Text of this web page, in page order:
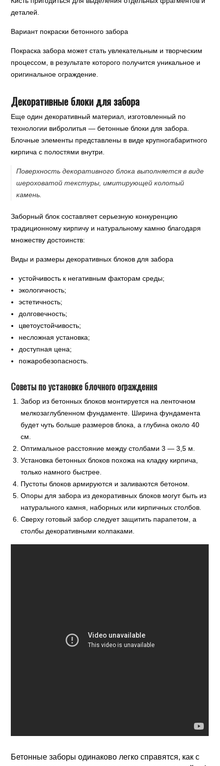
деталей.
Вариант покраски бетонного забора
Покраска забора может стать увлекательным и творческим
процессом, в результате которого получится уникальное и
оригинальное ограждение.
Декоративные блоки для забора
Еще один декоративный материал, изготовленный по
технологии вибролитья — бетонные блоки для забора.
Блочные элементы представлены в виде крупногабаритного
кирпича с полостями внутри.
Поверхность декоративного блока выполняется в виде
шероховатой текстуры, имитирующей колотый
камень.
Заборный блок составляет серьезную конкуренцию
традиционному кирпичу и натуральному камню благодаря
множеству достоинств:
Виды и размеры декоративных блоков для забора
устойчивость к негативным факторам среды;
экологичность;
эстетичность;
долговечность;
цветоустойчивость;
несложная установка;
доступная цена;
пожаробезопасность.
Советы по установке блочного ограждения
Забор из бетонных блоков монтируется на ленточном
мелкозаглубленном фундаменте. Ширина фундамента
будет чуть больше размеров блока, а глубина около 40
см.
Оптимальное расстояние между столбами 3 — 3,5 м.
Установка бетонных блоков похожа на кладку кирпича,
только намного быстрее.
Пустоты блоков армируются и заливаются бетоном.
Опоры для забора из декоративных блоков могут быть из
натурального камня, наборных или кирпичных столбов.
Сверху готовый забор следует защитить парапетом, а
столбы декоративными колпаками.
Бетонные заборы одинаково легко справятся, как с